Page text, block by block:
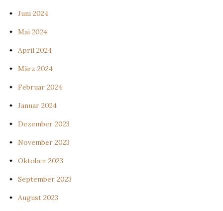
Juni 2024
Mai 2024
April 2024
März 2024
Februar 2024
Januar 2024
Dezember 2023
November 2023
Oktober 2023
September 2023
August 2023